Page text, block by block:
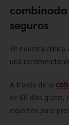
seguros
En nuestra
una
A través de la
de 60 días gratis,
expertos para